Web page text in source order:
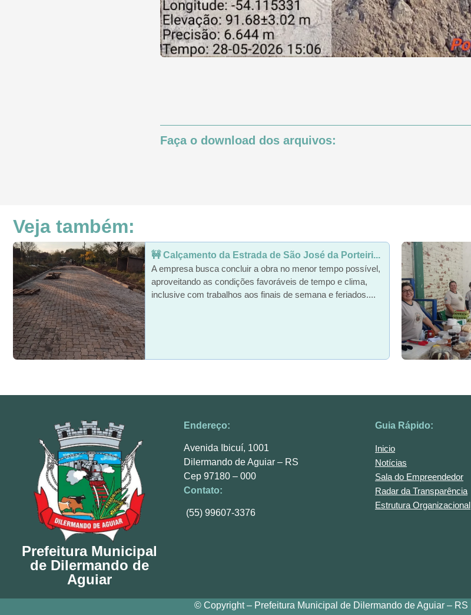
Faça o download dos arquivos:
Veja também:
🚧 Calçamento da Estrada de São José da Porteiri...
A empresa busca concluir a obra no menor tempo possível,
aproveitando as condições favoráveis de tempo e clima,
inclusive com trabalhos aos finais de semana e feriados....
Prefeitura Municipal
de Dilermando de
Aguiar
Endereço:
Avenida Ibicuí, 1001
Dilermando de Aguiar – RS
Cep 97180 – 000
Contato:
(55) 99607-3376
Guia Rápido:
Inicio
Notícias
Sala do Empreendedor
Radar da Transparência
Estrutura Organizacional
© Copyright – Prefeitura Municipal de Dilermando de Aguiar – RS |